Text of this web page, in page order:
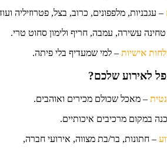
מלפפונים, כרוב, בצל, פטרוזיליה ועוד.
עשירה, עמבה, חריף ולימון סחוט טרי.
אישיות– למי שמעדיף בלי פיתה.
לאירוע שלכם?
– מאכל שכולם מכירים ואוהבים.
מרכיבים איכותיים.
חתונות, בר/בת מצווה, אירועי חברה,